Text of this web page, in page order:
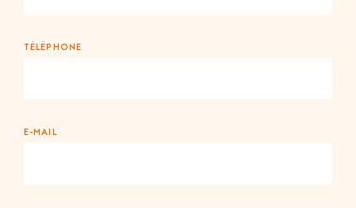
TÉLÉPHONE
E-MAIL